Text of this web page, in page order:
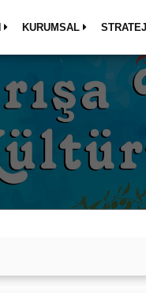
KURUMSAL